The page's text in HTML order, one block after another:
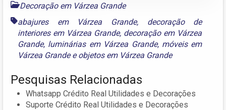
Decoração em Várzea Grande
abajures em Várzea Grande, decoração de
interiores em Várzea Grande, decoração em Várzea
Grande, luminárias em Várzea Grande, móveis em
Várzea Grandeeobjetos em Várzea Grande
Pesquisas Relacionadas
Whatsapp Crédito Real Utilidades e Decorações
Suporte Crédito Real Utilidades e Decorações